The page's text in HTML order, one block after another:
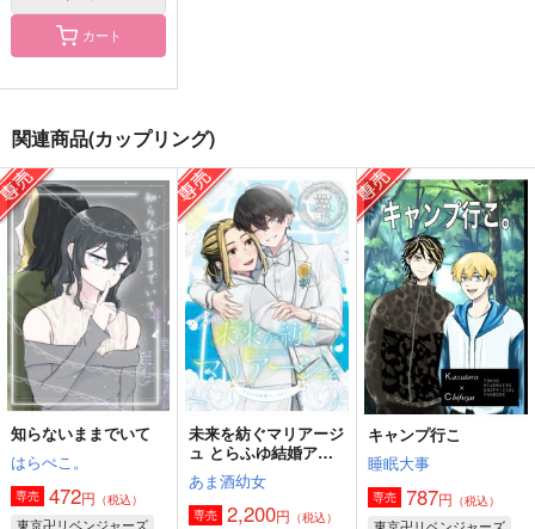
CHIBORI
993円（税込）
羽宮一虎×場地圭介
サンプル
作品詳細
ONESTAR
660円（税込）
羽宮一虎×場地圭介
サンプル
作品詳細
1,887円（税込）
場地圭介×羽宮一虎
サンプル
作品詳細
カート
関連商品(カップリング)
知らないままでいて
はらぺこ。
専売 472円 （税込）
東京卍リベンジャーズ
未来を紡ぐマリアージ
ュ とらふゆ結婚アン
ソロジー
あま酒幼女
専売 2,200円 （税込）
キャンプ行こ
睡眠大事
専売 787円 （税込）